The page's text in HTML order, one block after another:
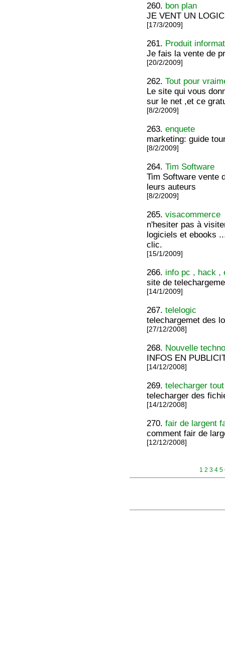
260. bon plan
JE VENT UN
[17/3/2009]
261. Produit
Je fais la vente de
[20/2/2009]
262.Tout pour
Le site qui vous
sur le net ,et ce
[8/2/2009]
263.enquete
marketing: guide
[8/2/2009]
264.Tim Software
Tim Software vente
leurs auteurs
[8/2/2009]
265.visacommerce
n'hesiter pas à
logiciels et ebooks
clic.
[15/1/2009]
266. info pc , hack ,
site de
[14/1/2009]
267.telelogic
telechargemet des
[27/12/2008]
268. Nouvelle
INFOS EN
[14/12/2008]
269.telecharger tout
telecharger des
[14/12/2008]
270.fair de largent
comment fair de
[12/12/2008]
1 2 3 4 5